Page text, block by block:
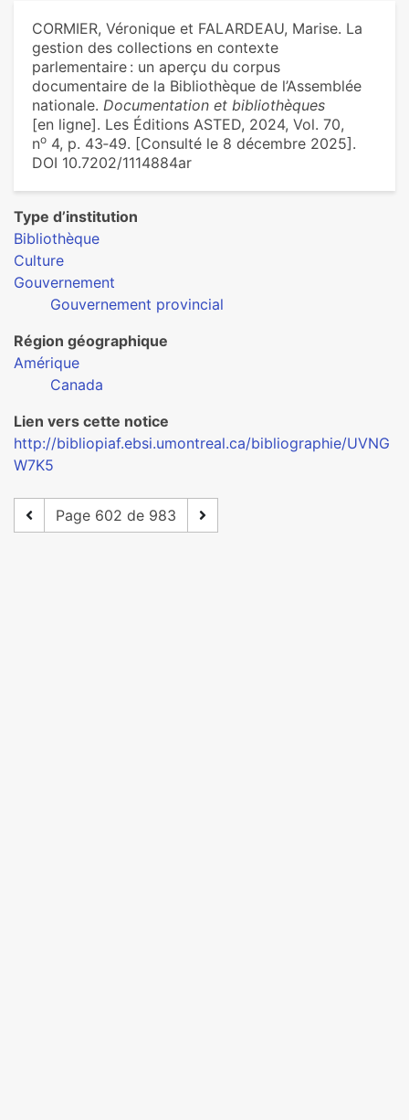
CORMIER, Véronique et FALARDEAU, Marise. La
gestion des collections en contexte
parlementaire : un aperçu du corpus
documentaire de la Bibliothèque de l’Assemblée
nationale. Documentation et bibliothèques
[en ligne]. Les Éditions ASTED, 2024, Vol. 70,
no 4, p. 43‑49. [Consulté le 8 décembre 2025].
DOI 10.7202/1114884ar
Type d’institution
Bibliothèque
Culture
Gouvernement
Gouvernement provincial
Région géographique
Amérique
Canada
Lien vers cette notice
http://bibliopiaf.ebsi.umontreal.ca/bibliographie/UVNG
W7K5
Page 602 de 983